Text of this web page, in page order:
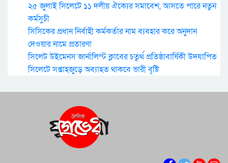
২৫ জুলাই সিলেটে ১১ দলীয় ঐক্যের সমাবেশ, আসতে পারে নতুন
কর্মসুচী
সিসিকের প্রধান নির্বাহী কর্মকর্তার নাম ব্যবহার করে অনুদান
দেওয়ার নামে প্রতারণা
সিলেট উইমেনস জার্নালিস্ট ক্লাবের চতুর্থ প্রতিষ্ঠাবার্ষিকী উদযাপিত
সিলেটে সপ্তাহজুড়ে অব্যাহত থাকবে ভারী বৃষ্টি